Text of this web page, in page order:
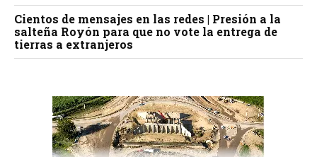
Cientos de mensajes en las redes | Presión a la
salteña Royón para que no vote la entrega de
tierras a extranjeros